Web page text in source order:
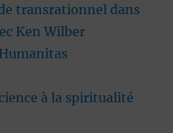
transrationnel dans
Ken Wilber
à la spiritualité